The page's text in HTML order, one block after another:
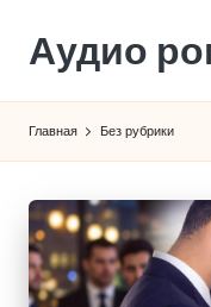
Перейти
содержимому
Аудио
Главная Без рубрики